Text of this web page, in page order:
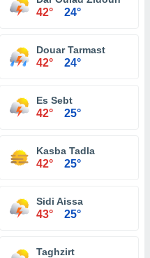
42° 24°
Douar Tarmast
42° 24°
Es Sebt
42° 25°
Kasba Tadla
42° 25°
Sidi Aissa
43° 25°
Taghzirt